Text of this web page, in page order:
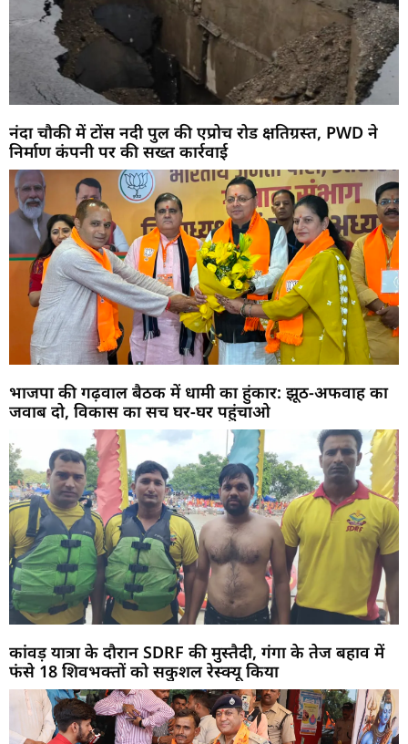
नंदा चौकी में टोंस नदी पुल की एप्रोच रोड क्षतिग्रस्त, PWD ने
निर्माण कंपनी पर की सख्त कार्रवाई
भाजपा की गढ़वाल बैठक में धामी का हुंकार: झूठ-अफवाह का
जवाब दो, विकास का सच घर-घर पहुंचाओ
कांवड़ यात्रा के दौरान SDRF की मुस्तैदी, गंगा के तेज बहाव में
फंसे 18 शिवभक्तों को सकुशल रेस्क्यू किया